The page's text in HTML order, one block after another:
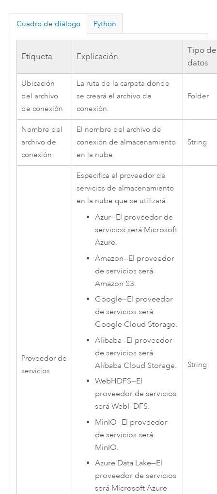
Cuadro de diálogo Python
Etiqueta Explicación
Tipo de
datos
Ubicación
del archivo
de conexión
La ruta de la carpeta donde
se creará el archivo de
conexión.
Folder
Nombre del
archivo de
conexión
El nombre del archivo de
conexión de almacenamiento
en la nube.
String
Proveedor de
servicios
Especifica el proveedor de
servicios de almacenamiento
en la nube que se utilizará.
Azur—El proveedor de
servicios será Microsoft
Azure.
Amazon—El proveedor
de servicios será
Amazon S3.
Google—El proveedor
de servicios será
Google Cloud Storage.
Alibaba—El proveedor
de servicios será
Alibaba Cloud Storage.
WebHDFS—El
proveedor de servicios
será WebHDFS.
MinIO—El proveedor
de servicios será
MinIO.
Azure Data Lake—El
proveedor de servicios
será Microsoft Azure
String